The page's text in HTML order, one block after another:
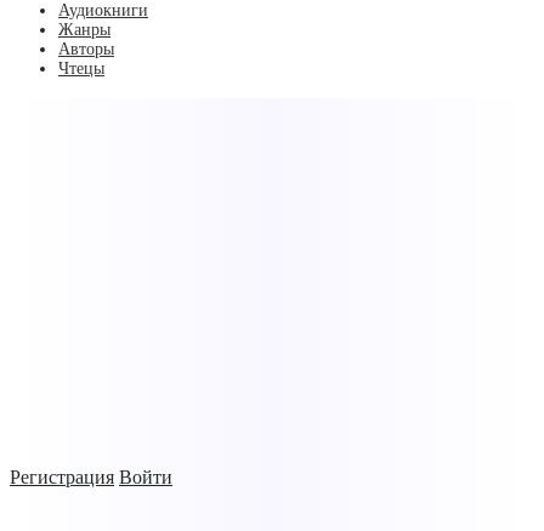
Регистрация Войти
Аудиокниги
Жанры
Авторы
Чтецы